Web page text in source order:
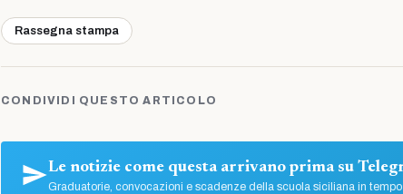
Rassegna stampa
CONDIVIDI QUESTO ARTICOLO
Le notizie come questa arrivano prima su
Graduatorie, convocazioni e scadenze della scuola siciliana in tempo